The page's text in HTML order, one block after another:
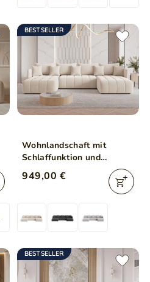
BESTSELLER
Wohnlandschaft mit
Schlaffunktion und
Bettkasten Ardi U Beige
949,00 €
BESTSELLER